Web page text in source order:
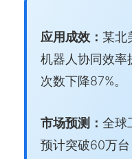
应用成效： 某北
机器人协同效率
次数下降87%。
市场预测： 全球
预计突破60万